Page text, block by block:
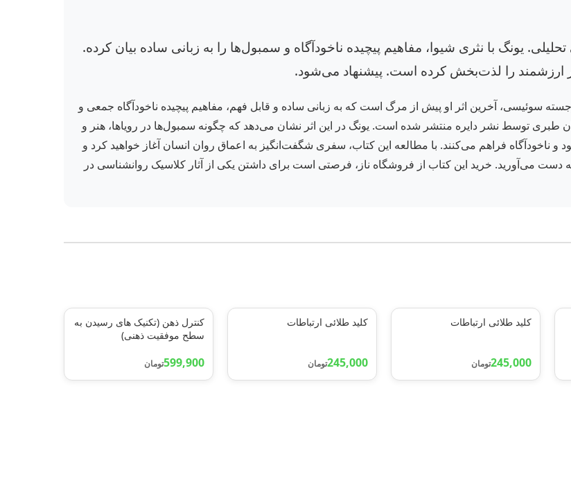
یونگ با نثری شیوا، مفاهیم پیچیده ناخودآگاه و سمبول‌ها را به زبانی ساده بیان کرده.
ارزشمند را لذت‌بخش کرده است. پیشنهاد می‌شود.
سوئیسی، آخرین اثر او پیش از مرگ است که به زبانی ساده و قابل فهم، مفاهیم پیچیده ناخودآگاه جمعی و
طبری توسط نشر دایره منتشر شده است. یونگ در این اثر نشان می‌دهد که چگونه سمبول‌ها در رویاها، هنر و
فراهم می‌کنند. با مطالعه این کتاب، سفری شگفت‌انگیز به اعماق روان انسان آغاز خواهید کرد و
دست می‌آورید. خرید این کتاب از فروشگاه ناز، فرصتی است برای داشتن یکی از آثار کلاسیک روانشناسی در
کلید طلائی ارتباطات
245,000تومان
کلید طلائی ارتباطات
245,000تومان
کنترل ذهن (تکنیک های رسیدن به
سطح موفقیت ذهنی)
599,900تومان